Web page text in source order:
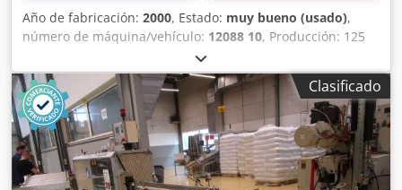
Año de fabricación: 2000, Estado: muy bueno (usado),
número de máquina/vehículo: 12088 10, Producción: 125
tazas por minuto (brutas) Consta de: -Apilador Dodpfx Ajn
D Hczsh Sock -Dispensador de etiquetas para suelo -
Dispensadores de etiquetas laterales 1+2 y 3+4 -Estación
para el pegado final de las etiquetas laterales (sistema
termoadhesivo) -Estación de control con cámaras de
vigilancia -Apilador con contador -Transportador de salida
del producto terminado La máquina también puede
Clasificado